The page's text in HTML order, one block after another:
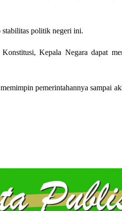
stabilitas politik negeri ini.
Kepala Negara dapat
pemerintahannya sampai